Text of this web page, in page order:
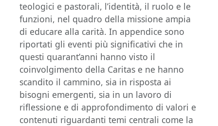
teologici e pastorali, l’identità, il ruolo e le
funzioni, nel quadro della missione ampia
di educare alla carità. In appendice sono
riportati gli eventi più significativi che in
questi quarant’anni hanno visto il
coinvolgimento della Caritas e ne hanno
scandito il cammino, sia in risposta ai
bisogni emergenti, sia in un lavoro di
riflessione e di approfondimento di valori e
contenuti riguardanti temi centrali come la